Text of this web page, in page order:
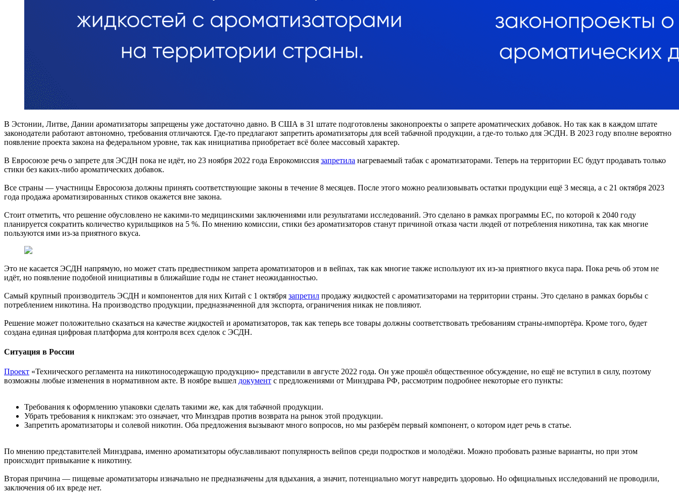
В Эстонии, Литве, Дании ароматизаторы запрещены уже достаточно давно. В США в 31 штате подготовлены законопроекты о запрете ароматических добавок. Но так как в каждом штате
законодатели работают автономно, требования отличаются. Где-то предлагают запретить ароматизаторы для всей табачной продукции, а где-то только для ЭСДН. В 2023 году вполне вероятно
появление проекта закона на федеральном уровне, так как инициатива приобретает всё более массовый характер.
В Евросоюзе речь о запрете для ЭСДН пока не идёт, но 23 ноября 2022 года Еврокомиссия запретила нагреваемый табак с ароматизаторами. Теперь на территории ЕС будут продавать только
стики без каких-либо ароматических добавок.
Все страны — участницы Евросоюза должны принять соответствующие законы в течение 8 месяцев. После этого можно реализовывать остатки продукции ещё 3 месяца, а с 21 октября 2023
года продажа ароматизированных стиков окажется вне закона.
Стоит отметить, что решение обусловлено не какими-то медицинскими заключениями или результатами исследований. Это сделано в рамках программы ЕС, по которой к 2040 году
планируется сократить количество курильщиков на 5 %. По мнению комиссии, стики без ароматизаторов станут причиной отказа части людей от потребления никотина, так как многие
пользуются ими из-за приятного вкуса.
Это не касается ЭСДН напрямую, но может стать предвестником запрета ароматизаторов и в вейпах, так как многие также используют их из-за приятного вкуса пара. Пока речь об этом не
идёт, но появление подобной инициативы в ближайшие годы не станет неожиданностью.
Самый крупный производитель ЭСДН и компонентов для них Китай с 1 октября запретил продажу жидкостей с ароматизаторами на территории страны. Это сделано в рамках борьбы с
потреблением никотина. На производство продукции, предназначенной для экспорта, ограничения никак не повлияют.
Решение может положительно сказаться на качестве жидкостей и ароматизаторов, так как теперь все товары должны соответствовать требованиям страны-импортёра. Кроме того, будет
создана единая цифровая платформа для контроля всех сделок с ЭСДН.
Ситуация в России
Проект «Технического регламента на никотиносодержащую продукцию» представили в августе 2022 года. Он уже прошёл общественное обсуждение, но ещё не вступил в силу, поэтому
возможны любые изменения в нормативном акте. В ноябре вышел документ с предложениями от Минздрава РФ, рассмотрим подробнее некоторые его пункты:
Требования к оформлению упаковки сделать такими же, как для табачной продукции.
Убрать требования к никпэкам: это означает, что Минздрав против возврата на рынок этой продукции.
Запретить ароматизаторы и солевой никотин. Оба предложения вызывают много вопросов, но мы разберём первый компонент, о котором идет речь в статье.
По мнению представителей Минздрава, именно ароматизаторы обуславливают популярность вейпов среди подростков и молодёжи. Можно пробовать разные варианты, но при этом
происходит привыкание к никотину.
Вторая причина — пищевые ароматизаторы изначально не предназначены для вдыхания, а значит, потенциально могут навредить здоровью. Но официальных исследований не проводили,
заключения об их вреде нет.